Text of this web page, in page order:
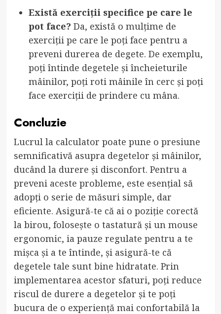
Există exerciții specifice pe care le
pot face? Da, există o mulțime de
exerciții pe care le poți face pentru a
preveni durerea de degete. De exemplu,
poți întinde degetele și încheieturile
mâinilor, poți roti mâinile în cerc și poți
face exerciții de prindere cu mâna.
Concluzie
Lucrul la calculator poate pune o presiune
semnificativă asupra degetelor și mâinilor,
ducând la durere și disconfort. Pentru a
preveni aceste probleme, este esențial să
adopți o serie de măsuri simple, dar
eficiente. Asigură-te că ai o poziție corectă
la birou, folosește o tastatură și un mouse
ergonomic, ia pauze regulate pentru a te
mișca și a te întinde, și asigură-te că
degetele tale sunt bine hidratate. Prin
implementarea acestor sfaturi, poți reduce
riscul de durere a degetelor și te poți
bucura de o experiență mai confortabilă la